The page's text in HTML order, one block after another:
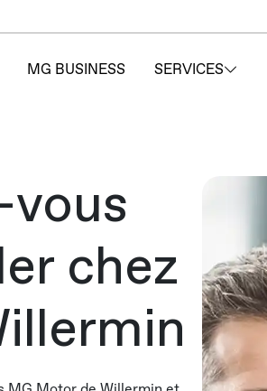
MG BUSINESS SERVICES
vous
chez